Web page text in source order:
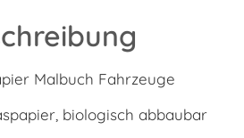
Malbuch Fahrzeuge
biologisch abbaubar